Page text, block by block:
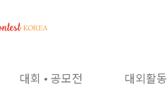
대회 • 공모전 대외활동